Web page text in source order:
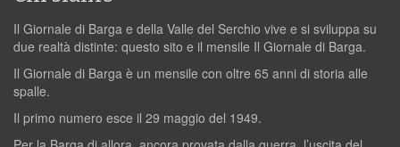
Il Giornale di Barga e della Valle del Serchio vive e si sviluppa su
due realtà distinte: questo sito e il mensile Il Giornale di Barga.
Il Giornale di Barga è un mensile con oltre 65 anni di storia alle
spalle.
Il primo numero esce il 29 maggio del 1949.